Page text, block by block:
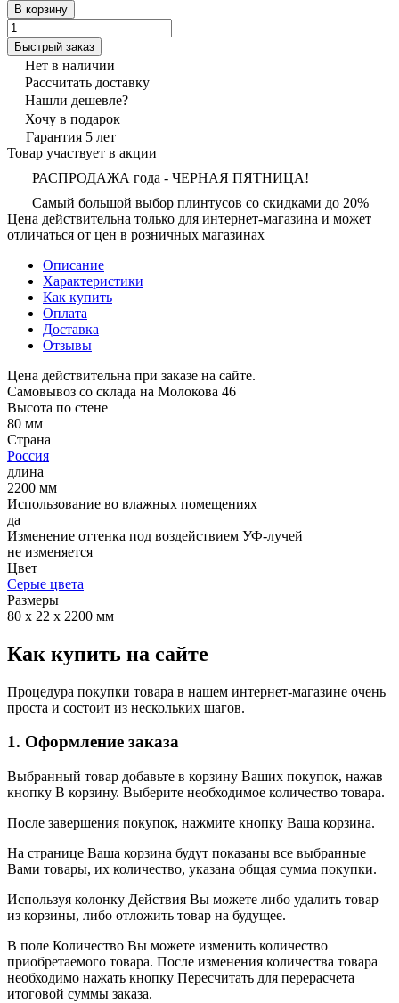
В корзину
Быстрый заказ
Нет в наличии
Рассчитать доставку
Нашли дешевле?
Хочу в подарок
Гарантия 5 лет
Товар участвует в акции
РАСПРОДАЖА года - ЧЕРНАЯ ПЯТНИЦА!
Самый большой выбор плинтусов со скидками до 20%
Цена действительна только для интернет-магазина и может
отличаться от цен в розничных магазинах
Описание
Характеристики
Как купить
Оплата
Доставка
Отзывы
Цена действительна при заказе на сайте.
Самовывоз со склада на Молокова 46
Высота по стене
80 мм
Страна
Россия
длина
2200 мм
Использование во влажных помещениях
да
Изменение оттенка под воздействием УФ-лучей
не изменяется
Цвет
Серые цвета
Размеры
80 х 22 х 2200 мм
Как купить на сайте
Процедура покупки товара в нашем интернет-магазине очень
проста и состоит из нескольких шагов.
1. Оформление заказа
Выбранный товар добавьте в корзину Ваших покупок, нажав
кнопку В корзину. Выберите необходимое количество товара.
После завершения покупок, нажмите кнопку Ваша корзина.
На странице Ваша корзина будут показаны все выбранные
Вами товары, их количество, указана общая сумма покупки.
Используя колонку Действия Вы можете либо удалить товар
из корзины, либо отложить товар на будущее.
В поле Количество Вы можете изменить количество
приобретаемого товара. После изменения количества товара
необходимо нажать кнопку Пересчитать для перерасчета
итоговой суммы заказа.